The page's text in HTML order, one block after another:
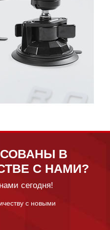
В
С НАМИ?
сегодня!
с новыми